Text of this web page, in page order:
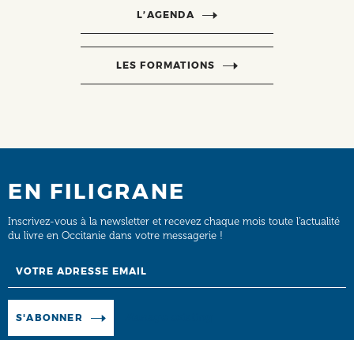
L’AGENDA
LES FORMATIONS
EN FILIGRANE
Inscrivez-vous à la newsletter et recevez chaque mois toute l’actualité
du livre en Occitanie dans votre messagerie !
S'ABONNER